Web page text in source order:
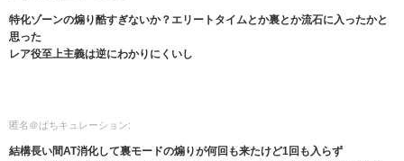
特化ゾーンの煽り酷すぎないか？エリートタイムとか裏とか流石に入ったかと
思った
レア役至上主義は逆にわかりにくいし
匿名＠ぱちキュレーション:
結構長い間AT消化して裏モードの煽りが何回も来たけど1回も入らず